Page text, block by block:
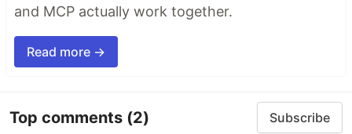
and MCP actually work together.
Read more →
Top comments (2) Subscribe